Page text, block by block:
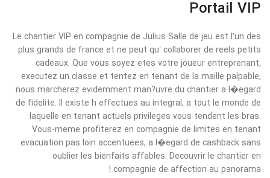
Portail VIP
Le chantier VIP en compagnie de Julius Salle de jeu est l’un des
plus grands de france et ne peut qu’ collaborer de reels petits
cadeaux. Que vous soyez etes votre joueur entreprenant,
executez un classe et tentez en tenant de la maille palpable,
nous marcherez evidemment man?uvre du chantier a l�egard
de fidelite. Il existe h effectues au integral, a tout le monde de
laquelle en tenant actuels privileges vous tendent les bras.
Vous-meme profiterez en compagnie de limites en tenant
evacuation pas loin accentuees, a l�egard de cashback sans
oublier les bienfaits affables. Decouvrir le chantier en
compagnie de affection au panorama !